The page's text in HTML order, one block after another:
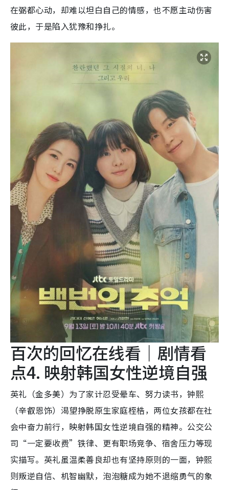
在弼都心动，却难以坦白自己的情感，也不愿主动伤害
彼此，于是陷入犹豫和挣扎。
百次的回忆在线看｜剧情看
点4. 映射韩国女性逆境自强
英礼（金多美）为了家计忍受晕车、努力读书，钟熙
（辛叡恩饰）渴望挣脱原生家庭桎梏，两位女孩都在社
会中奋力前行，映射韩国女性逆境自强的精神。公交公
司“一定要收费”铁律、更有职场竞争、宿舍压力等现
实描写。英礼虽温柔善良却也有坚持原则的一面，钟熙
则叛逆自信、机智幽默，泡泡糖成为她不退缩勇气的象